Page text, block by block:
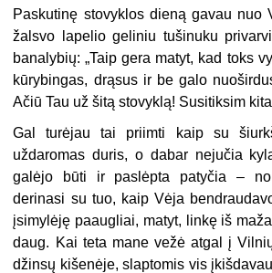
Paskutinę stovyklos dieną gavau nuo
žalsvo lapelio geliniu tušinuku
banalybių: „Taip gera matyt, kad toks
kūrybingas, drąsus ir be galo
Ačiū Tau už šitą stovyklą! Susitiksim
Gal turėjau tai priimti kaip su
uždaromas duris, o dabar nejučia
galėjo būti ir paslėpta patyčia –
derinasi su tuo, kaip Vėja
įsimylėję paaugliai, matyt, linkę iš
daug. Kai teta mane vežė atgal į
džinsų kišenėje, slaptomis vis